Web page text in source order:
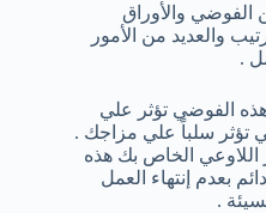
الفوضي والأوراق
والعديد من الأمور
.
الفوضي تؤثر علي
تؤثر سلباً علي مزاجك .
الخاص بك هذه
بعدم إنتهاء العمل
.